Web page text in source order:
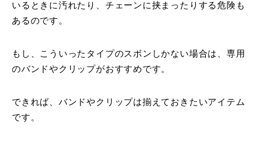
いるときに汚れたり、チェーンに挟まったりする危険も
あるのです。
もし、こういったタイプのスボンしかない場合は、専用
のバンドやクリップがおすすめです。
できれば、バンドやクリップは揃えておきたいアイテム
です。